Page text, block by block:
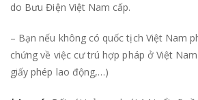
do Bưu Điện Việt Nam cấp.
– Bạn nếu không có quốc tịch Việt Nam
chứng về việc cư trú hợp pháp ở Việt
giấy phép lao động,…)